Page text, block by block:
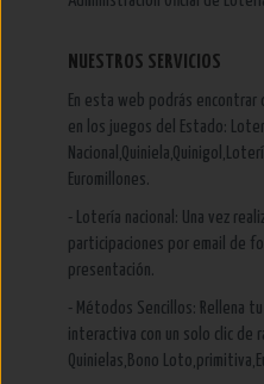
NUESTROS SERVICIOS
En esta web podrás
en los juegos del Estado:
Euromillones.
- Lotería nacional: Una vez
participaciones por email de
presentación.
- Métodos Sencillos: Rellena
interactiva con un solo clic
Quinielas,Bono